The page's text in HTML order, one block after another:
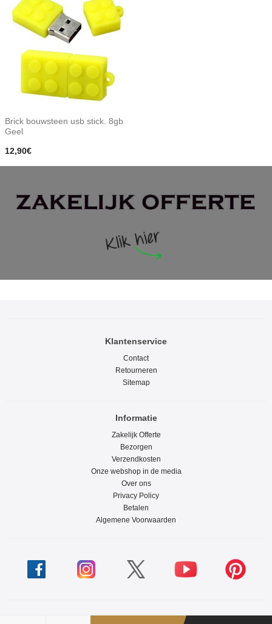
Brick bouwsteen usb stick. 8gb
Geel
12,90€
Klantenservice
Contact
Retourneren
Sitemap
Informatie
Zakelijk Offerte
Bezorgen
Verzendkosten
Onze webshop in de media
Over ons
Privacy Policy
Betalen
Algemene Voorwaarden